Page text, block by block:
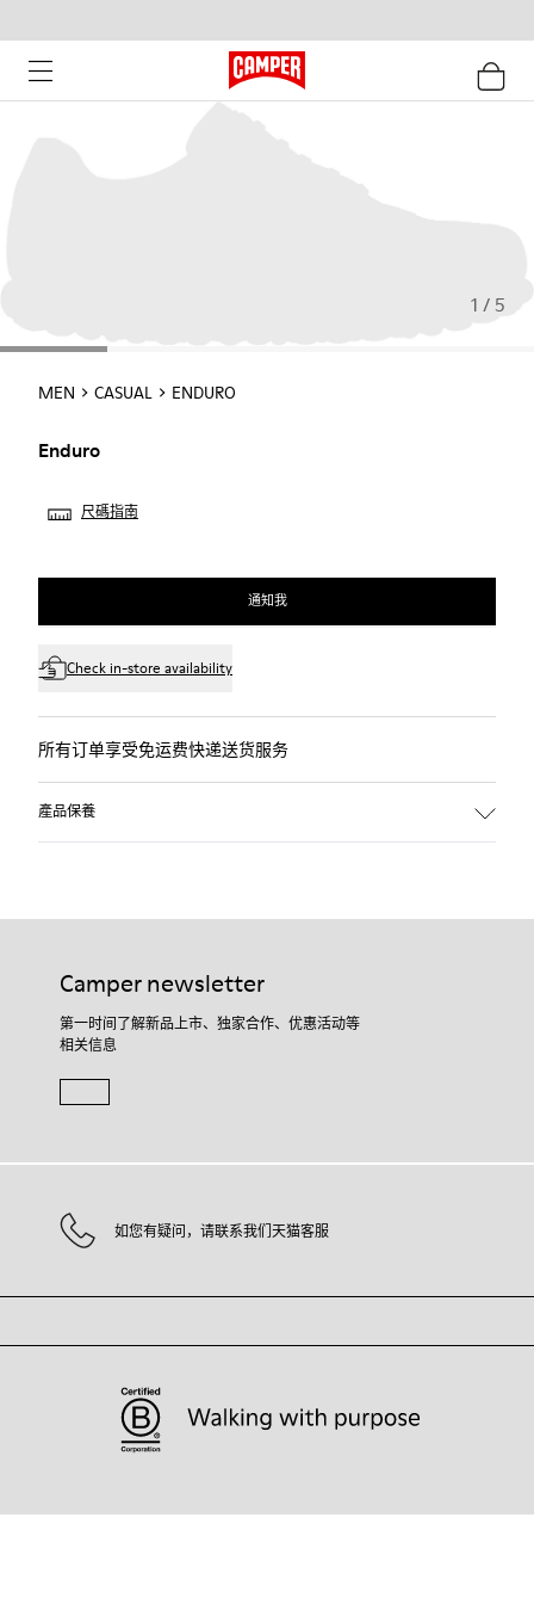
1 / 5
MEN CASUAL ENDURO
Enduro
尺碼指南
通知我
Check in-store availability
所有订单享受免运费快递送货服务
產品保養
Camper newsletter
第一时间了解新品上市、独家合作、优惠活动等
相关信息
如您有疑问，请联系我们天猫客服